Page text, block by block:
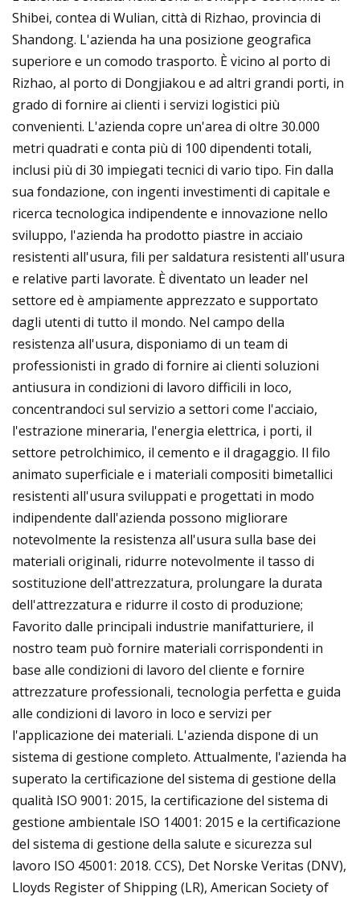
Shibei, contea di Wulian, città di Rizhao, provincia di
Shandong. L'azienda ha una posizione geografica
superiore e un comodo trasporto. È vicino al porto di
Rizhao, al porto di Dongjiakou e ad altri grandi porti, in
grado di fornire ai clienti i servizi logistici più
convenienti. L'azienda copre un'area di oltre 30.000
metri quadrati e conta più di 100 dipendenti totali,
inclusi più di 30 impiegati tecnici di vario tipo. Fin dalla
sua fondazione, con ingenti investimenti di capitale e
ricerca tecnologica indipendente e innovazione nello
sviluppo, l'azienda ha prodotto piastre in acciaio
resistenti all'usura, fili per saldatura resistenti all'usura
e relative parti lavorate. È diventato un leader nel
settore ed è ampiamente apprezzato e supportato
dagli utenti di tutto il mondo. Nel campo della
resistenza all'usura, disponiamo di un team di
professionisti in grado di fornire ai clienti soluzioni
antiusura in condizioni di lavoro difficili in loco,
concentrandoci sul servizio a settori come l'acciaio,
l'estrazione mineraria, l'energia elettrica, i porti, il
settore petrolchimico, il cemento e il dragaggio. Il filo
animato superficiale e i materiali compositi bimetallici
resistenti all'usura sviluppati e progettati in modo
indipendente dall'azienda possono migliorare
notevolmente la resistenza all'usura sulla base dei
materiali originali, ridurre notevolmente il tasso di
sostituzione dell'attrezzatura, prolungare la durata
dell'attrezzatura e ridurre il costo di produzione;
Favorito dalle principali industrie manifatturiere, il
nostro team può fornire materiali corrispondenti in
base alle condizioni di lavoro del cliente e fornire
attrezzature professionali, tecnologia perfetta e guida
alle condizioni di lavoro in loco e servizi per
l'applicazione dei materiali. L'azienda dispone di un
sistema di gestione completo. Attualmente, l'azienda ha
superato la certificazione del sistema di gestione della
qualità ISO 9001: 2015, la certificazione del sistema di
gestione ambientale ISO 14001: 2015 e la certificazione
del sistema di gestione della salute e sicurezza sul
lavoro ISO 45001: 2018. CCS), Det Norske Veritas (DNV),
Lloyds Register of Shipping (LR), American Society of